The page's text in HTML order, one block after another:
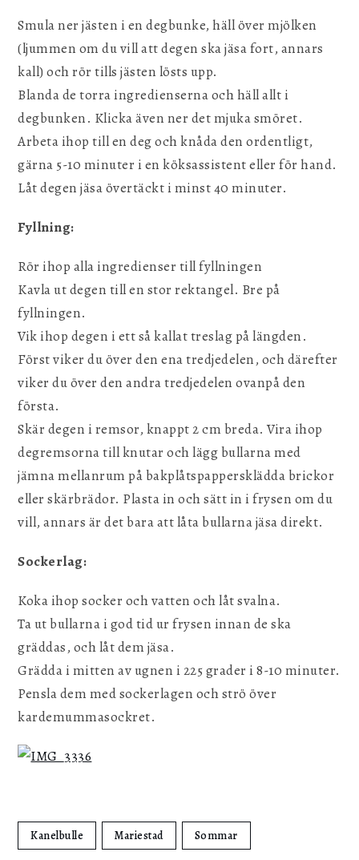
Smula ner jästen i en degbunke, häll över mjölken
(ljummen om du vill att degen ska jäsa fort, annars
kall) och rör tills jästen lösts upp.
Blanda de torra ingredienserna och häll allt i
degbunken. Klicka även ner det mjuka smöret.
Arbeta ihop till en deg och knåda den ordentligt,
gärna 5-10 minuter i en köksassistent eller för hand.
Låt degen jäsa övertäckt i minst 40 minuter.
Fyllning:
Rör ihop alla ingredienser till fyllningen
Kavla ut degen till en stor rektangel. Bre på
fyllningen.
Vik ihop degen i ett så kallat treslag på längden.
Först viker du över den ena tredjedelen, och därefter
viker du över den andra tredjedelen ovanpå den
första.
Skär degen i remsor, knappt 2 cm breda. Vira ihop
degremsorna till knutar och lägg bullarna med
jämna mellanrum på bakplåtspappersklädda brickor
eller skärbrädor. Plasta in och sätt in i frysen om du
vill, annars är det bara att låta bullarna jäsa direkt.
Sockerlag:
Koka ihop socker och vatten och låt svalna.
Ta ut bullarna i god tid ur frysen innan de ska
gräddas, och låt dem jäsa.
Grädda i mitten av ugnen i 225 grader i 8-10 minuter.
Pensla dem med sockerlagen och strö över
kardemummasockret.
Kanelbulle Mariestad Sommar